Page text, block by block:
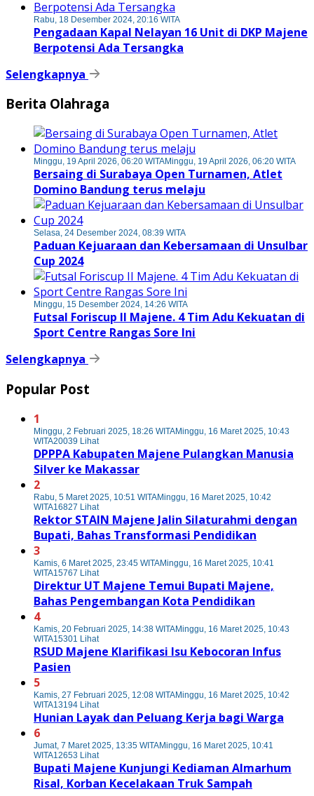
Rabu, 18 Desember 2024, 20:16 WITA
Pengadaan Kapal Nelayan 16 Unit di DKP Majene
Berpotensi Ada Tersangka
Selengkapnya
Berita Olahraga
Minggu, 19 April 2026, 06:20 WITAMinggu, 19 April 2026, 06:20 WITA
Bersaing di Surabaya Open Turnamen, Atlet
Domino Bandung terus melaju
Selasa, 24 Desember 2024, 08:39 WITA
Paduan Kejuaraan dan Kebersamaan di Unsulbar
Cup 2024
Minggu, 15 Desember 2024, 14:26 WITA
Futsal Foriscup II Majene. 4 Tim Adu Kekuatan di
Sport Centre Rangas Sore Ini
Selengkapnya
Popular Post
1
Minggu, 2 Februari 2025, 18:26 WITAMinggu, 16 Maret 2025, 10:43
WITA20039 Lihat
DPPPA Kabupaten Majene Pulangkan Manusia
Silver ke Makassar
2
Rabu, 5 Maret 2025, 10:51 WITAMinggu, 16 Maret 2025, 10:42
WITA16827 Lihat
Rektor STAIN Majene Jalin Silaturahmi dengan
Bupati, Bahas Transformasi Pendidikan
3
Kamis, 6 Maret 2025, 23:45 WITAMinggu, 16 Maret 2025, 10:41
WITA15767 Lihat
Direktur UT Majene Temui Bupati Majene,
Bahas Pengembangan Kota Pendidikan
4
Kamis, 20 Februari 2025, 14:38 WITAMinggu, 16 Maret 2025, 10:43
WITA15301 Lihat
RSUD Majene Klarifikasi Isu Kebocoran Infus
Pasien
5
Kamis, 27 Februari 2025, 12:08 WITAMinggu, 16 Maret 2025, 10:42
WITA13194 Lihat
Hunian Layak dan Peluang Kerja bagi Warga
6
Jumat, 7 Maret 2025, 13:35 WITAMinggu, 16 Maret 2025, 10:41
WITA12653 Lihat
Bupati Majene Kunjungi Kediaman Almarhum
Risal, Korban Kecelakaan Truk Sampah